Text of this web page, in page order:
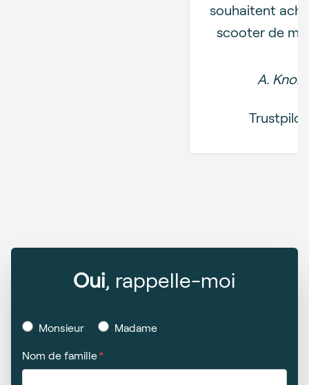
souhaitent
scooter de
A. Knol
Trustpilot
Oui, rappelle-moi
Monsieur Madame
Nom de famille